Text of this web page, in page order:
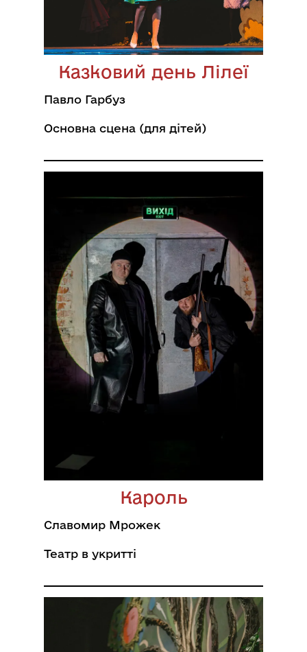
Казковий день Лілеї
Павло Гарбуз
Основна сцена (для дітей)
Кароль
Славомир Мрожек
Театр в укритті